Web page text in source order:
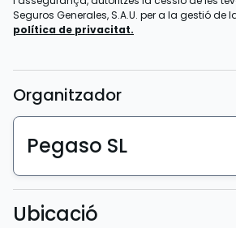
Seguros Generales, S.A.U. per a la gestió de
política de privacitat.
Organitzador
Pegaso SL
Ubicació